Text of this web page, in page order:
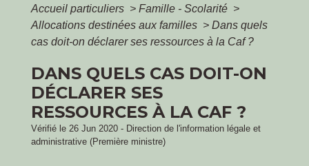
Accueil particuliers > Famille - Scolarité >
Allocations destinées aux familles > Dans quels
cas doit-on déclarer ses ressources à la Caf ?
DANS QUELS CAS DOIT-ON
DÉCLARER SES
RESSOURCES À LA CAF ?
Vérifié le 26 Jun 2020 - Direction de l'information légale et
administrative (Première ministre)